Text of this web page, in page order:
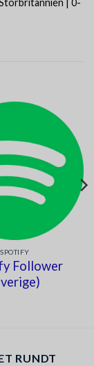
| 0-
SPOTIFY
Follower
RUNDT